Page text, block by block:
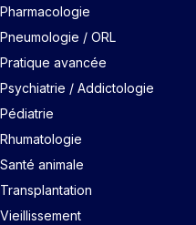
Pharmacologie
Pneumologie / ORL
Pratique avancée
Psychiatrie / Addictologie
Pédiatrie
Rhumatologie
Santé animale
Transplantation
Vieillissement